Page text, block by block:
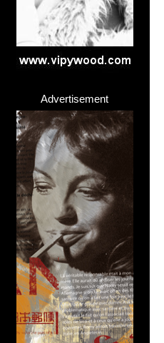
Advertisement